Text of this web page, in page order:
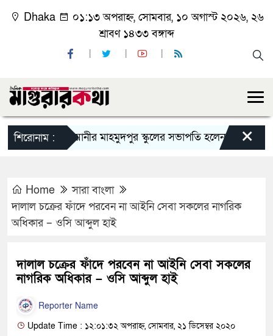
Dhaka
০১:১৩ অপরাহ্ন, সোমবার, ১০ অগাস্ট ২০২৬, ২৬
শ্রাবণ ১৪৩৩ বঙ্গাব্দ
শিরোনাম :
কাশিয়ানীর মাহমুদপুর স্কুলের সভাপতি হলেন গোবিন্দ কির্ত্তনীয়া
×
Home
সারা বাংলা
দালাল চক্রের ফাঁদে পরবেন না আইনি সেবা সকলের নাগরিক
অধিকার – ওসি আব্দুল হাই
দালাল চক্রের ফাঁদে পরবেন না আইনি সেবা সকলের
নাগরিক অধিকার – ওসি আব্দুল হাই
Reporter Name
Update Time : ১২:০১:৩২ অপরাহ্ন, সোমবার, ২১ ডিসেম্বর ২০২০